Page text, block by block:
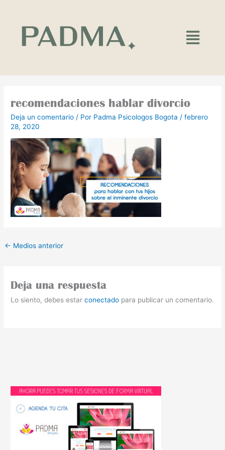
contenido
Main
Menu
recomendaciones hablar divorcio
Deja un comentario / Por Padma Psicologos Bogota /febrero
28, 2020
← Medios anterior
Deja una respuesta
Lo siento, debes estarconectado para publicar un comentario.